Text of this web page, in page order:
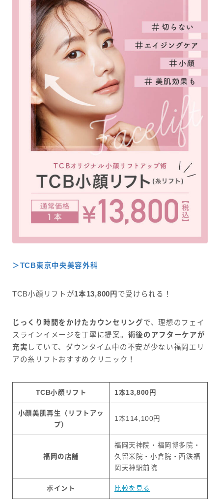
＞TCB東京中央美容外科
TCB小顔リフトが1本13,800円 で受けられる！
じっくり時間をかけたカウンセリングで、理想のフェイ
スラインイメージを丁寧に提案。 術後のアフターケアが
充実 していて、ダウンタイム中の不安が少ない福岡エリ
アの糸リフトおすすめクリニック！
TCB小顔リフト 1本13,800円
小顔美肌再生（リフトアッ
プ）
1本114,100円
福岡の店舗
福岡天神院・福岡博多院・
久留米院・小倉院・西鉄福
岡天神駅前院
ポイント 比較を見る